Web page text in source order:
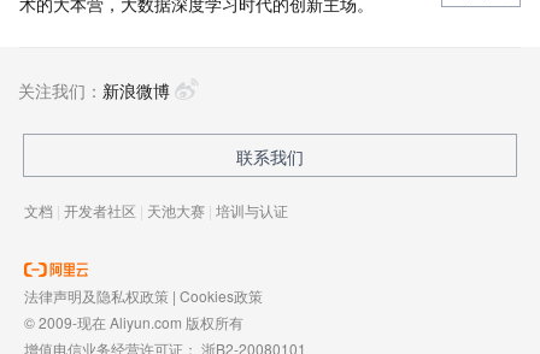
关注我们： 新浪微博
联系我们
文档 | 开发者社区 | 天池大赛 | 培训与认证
法律声明及隐私权政策 | Cookies政策
© 2009-现在 Aliyun.com 版权所有
增值电信业务经营许可证： 浙B2-20080101